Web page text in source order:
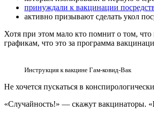
принуждали к вакцинации
активно призывают сделать укол
Хотя при этом мало кто помнит о том,
графикам, что это за программа
Инструкция к вакцине Гам-ковид-Вак
Не хочется пускаться в
«Случайность!» — скажут вакцинаторы.